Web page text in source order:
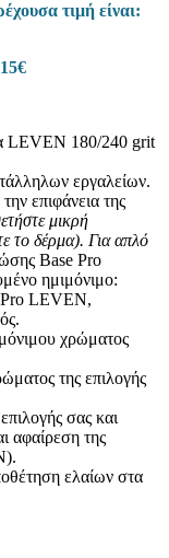
τιμή είναι:
€
LEVEN 180/240 grit
εργαλείων.
επιφάνεια της
μικρή
το δέρμα). Για απλό
Base Pro
ημιμόνιμο:
Pro LEVEN,
χρώματος
της επιλογής
σας και
αφαίρεση της
ελαίων στα